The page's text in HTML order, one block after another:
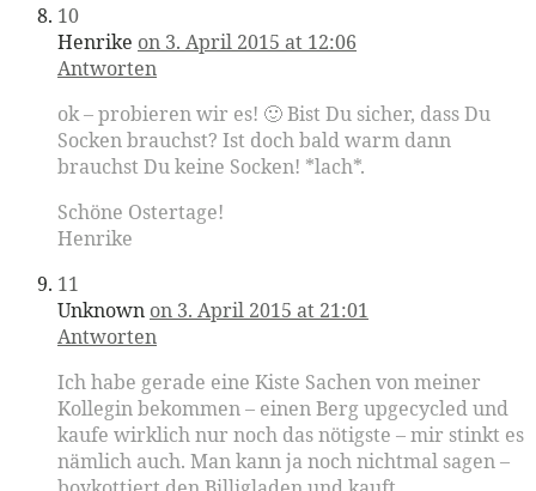
10
Henrike on 3. April 2015 at 12:06
Antworten
ok – probieren wir es! 🙂 Bist Du sicher, dass Du
Socken brauchst? Ist doch bald warm dann
brauchst Du keine Socken! *lach*.
Schöne Ostertage!
Henrike
11
Unknown on 3. April 2015 at 21:01
Antworten
Ich habe gerade eine Kiste Sachen von meiner
Kollegin bekommen – einen Berg upgecycled und
kaufe wirklich nur noch das nötigste – mir stinkt es
nämlich auch. Man kann ja noch nichtmal sagen –